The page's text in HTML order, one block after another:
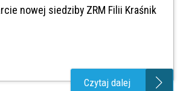
nowej siedziby ZRM Filii Kraśnik
Czytaj dalej